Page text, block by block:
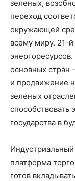
зеленых,
переход
окружающей
всему миру. 21-
основных стран
и продвижение
зеленых
способствовать
государства в
платформа
готов